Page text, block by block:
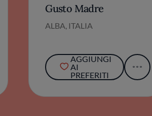
Gusto Madre
ALBA, ITALIA
AGGIUNGI
AI
PREFERITI